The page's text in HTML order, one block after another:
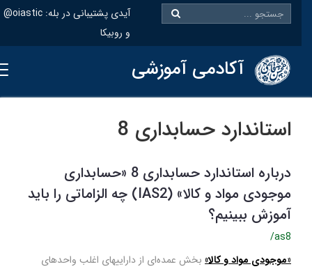
@oiastic :آیدی پشتیبانی در بله
و روبیکا
آکادمی آموزشی
استاندارد حسابداری 8
درباره استاندارد حسابداری 8 «حسابداری
موجودی مواد و کالا» (IAS2) چه الزاماتی را باید
آموزش ببینیم؟
/as8
«موجودی‌ مواد و کالا»بخش‌ عمده‌ای‌ از داراییهای‌ اغلب واحدهای‌